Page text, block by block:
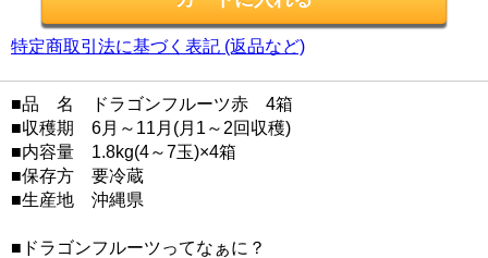
特定商取引法に基づく表記 (返品など)
■品 名 ドラゴンフルーツ赤 4箱
■収穫期 6月～11月(月1～2回収穫)
■内容量 1.8kg(4～7玉)×4箱
■保存方 要冷蔵
■生産地 沖縄県
■ドラゴンフルーツってなぁに？